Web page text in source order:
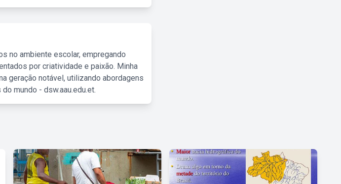
no ambiente escolar, empregando
por criatividade e paixão. Minha
geração notável, utilizando abordagens
mundo - dsw.aau.edu.et.